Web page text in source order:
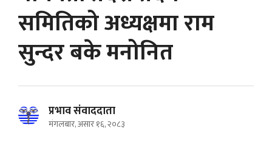
समितिको अध्यक्षमा राम
सुन्दर बके मनोनित
प्रभाव संवाददाता
मंगलबार, असार १६, २०८३